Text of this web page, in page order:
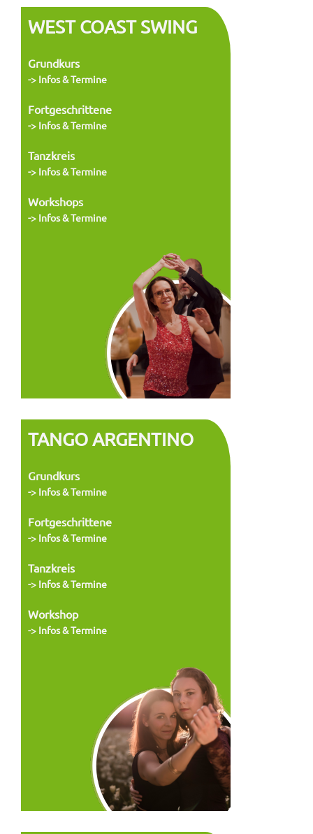
WEST COAST SWING
Grundkurs
-> Infos & Termine
Fortgeschrittene
-> Infos & Termine
Tanzkreis
-> Infos & Termine
Workshops
-> Infos & Termine
TANGO ARGENTINO
Grundkurs
-> Infos & Termine
Fortgeschrittene
-> Infos & Termine
Tanzkreis
-> Infos & Termine
Workshop
-> Infos & Termine